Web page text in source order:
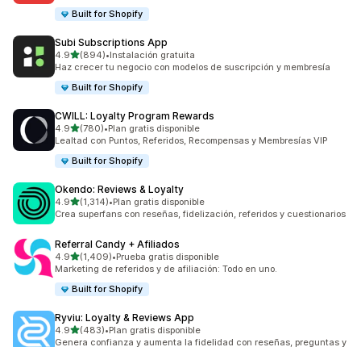
Built for Shopify
Subi Subscriptions App
4.9de 5 estrellas
(894)
894 reseñas en total
•Instalación gratuita
Haz crecer tu negocio con modelos de suscripción y membresía
Built for Shopify
CWILL: Loyalty Program Rewards
4.9de 5 estrellas
(780)
780 reseñas en total
•Plan gratis disponible
Lealtad con Puntos, Referidos, Recompensas y Membresías VIP
Built for Shopify
Okendo: Reviews & Loyalty
4.9de 5 estrellas
(1,314)
1314 reseñas en total
•Plan gratis disponible
Crea superfans con reseñas, fidelización, referidos y cuestionarios
Referral Candy + Afiliados
4.9de 5 estrellas
(1,409)
1409 reseñas en total
•Prueba gratis disponible
Marketing de referidos y de afiliación: Todo en uno.
Built for Shopify
Ryviu: Loyalty & Reviews App
4.9de 5 estrellas
(483)
483 reseñas en total
•Plan gratis disponible
Genera confianza y aumenta la fidelidad con reseñas, preguntas y